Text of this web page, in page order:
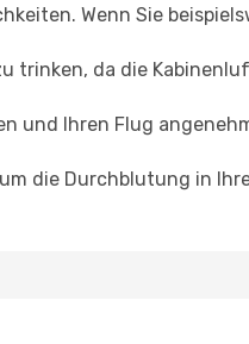
Wenn Sie
trinken, da die
und Ihren Flug
die Durchblutung in